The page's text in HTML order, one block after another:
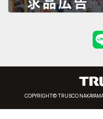
COPYRIGHT© TRUSCO